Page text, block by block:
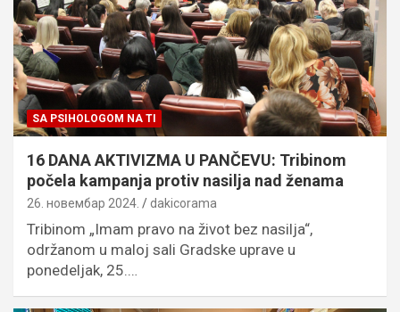
SA PSIHOLOGOM NA TI
16 DANA AKTIVIZMA U PANČEVU: Tribinom
počela kampanja protiv nasilja nad ženama
26. новембар 2024. dakicorama
Tribinom „Imam pravo na život bez nasilja“,
održanom u maloj sali Gradske uprave u
ponedeljak, 25.…